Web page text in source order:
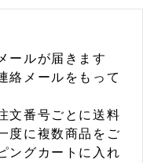
ールが届きます
絡メールをもって
文番号ごとに送料
度に複数商品をご
ングカートに入れ